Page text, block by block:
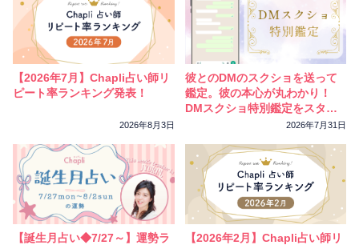
【2026年7月】Chapli占い師リ
ピート率ランキング発表！
2026年8月3日
彼とのDMのスクショを送って
鑑定。彼の本心が丸わかり！
DMスクショ特別鑑定をスター
2026年7月31日
【誕生月占い◆7/27～】運勢ラ
【2026年2月】Chapli占い師リ